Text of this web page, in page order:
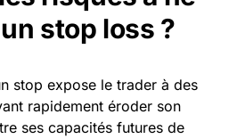
stop loss ?
stop expose le trader à des
rapidement éroder son
ses capacités futures de